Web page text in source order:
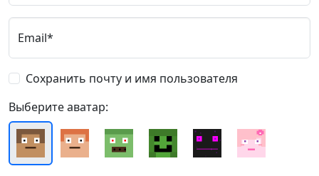
Email*
Сохранить почту и имя пользователя
Выберите аватар: